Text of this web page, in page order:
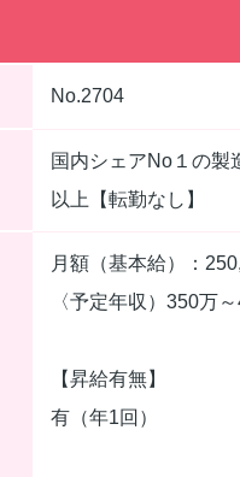
No.2704
国内シェアNo１の
以上【転勤なし】
月額（基本給）：
〈予定年収）350万
【昇給有無】
有（年1回）